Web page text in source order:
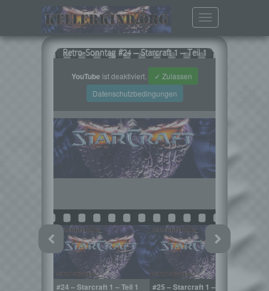
Toggle
navigation
Retro-Sonntag #24 – Starcraft 1 – Teil 1
YouTube ist deaktiviert.
✓ Zulassen
Datenschutzbedingungen
#24 – Starcraft 1 – Teil 1 #25 – Starcraft 1 – Teil 2
#26